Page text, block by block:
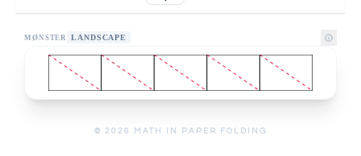
MØNSTER LANDSCAPE
© 2026 MATH IN PAPER FOLDING